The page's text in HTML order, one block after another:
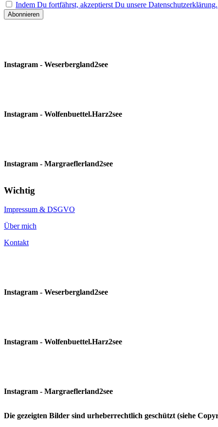
Indem Du fortfährst, akzeptierst Du unsere Datenschutzerklärung.
Instagram - Weserbergland2see
Instagram - Wolfenbuettel.Harz2see
Instagram - Margraeflerland2see
Wichtig
Impressum & DSGVO
Über mich
Kontakt
Instagram - Weserbergland2see
Instagram - Wolfenbuettel.Harz2see
Instagram - Margraeflerland2see
Die gezeigten Bilder sind urheberrechtlich geschützt (siehe